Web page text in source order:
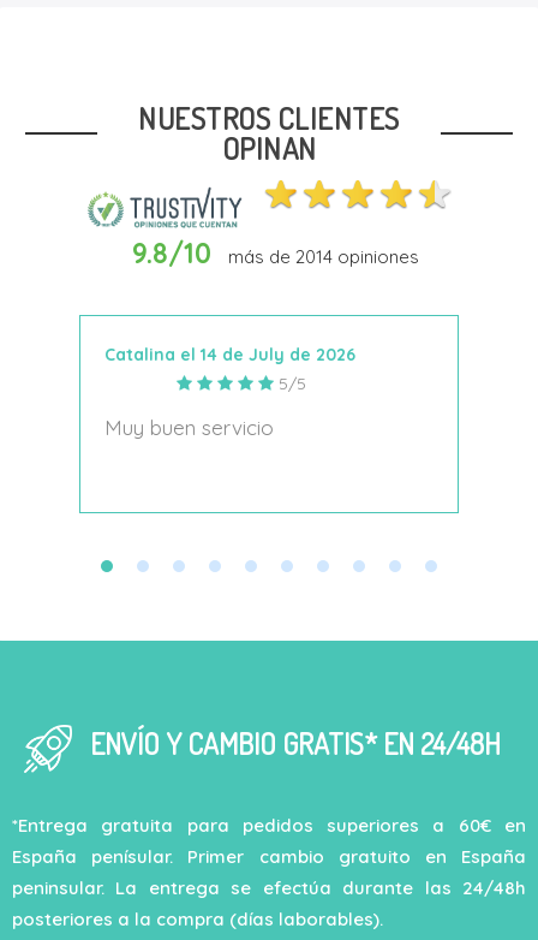
NUESTROS CLIENTES
OPINAN
9.8/10 más de 2014opiniones
Catalina el 14 de July de 2026
5/5
Muy buen servicio
ENVÍO Y CAMBIO GRATIS* EN 24/48H
*Entrega gratuita para pedidos superiores a 60€ en
España penísular. Primer cambio gratuito en España
peninsular. La entrega se efectúa durante las 24/48h
posteriores a la compra (días laborables).